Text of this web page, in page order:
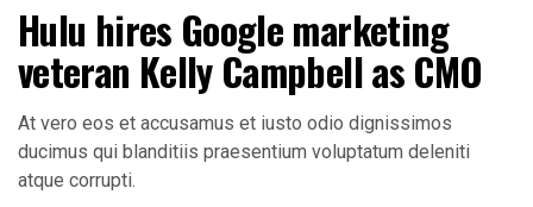
Hulu hires Google marketing
veteran Kelly Campbell as CMO
At vero eos et accusamus et iusto odio dignissimos
ducimus qui blanditiis praesentium voluptatum deleniti
atque corrupti.